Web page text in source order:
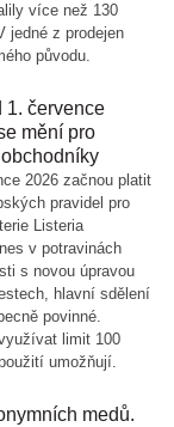
více než 130
jedné z prodejen
původu.
1. července
mění pro
2026 začnou platit
pravidel pro
Listeria
v potravinách
s novou úpravou
hlavní sdělení
povinné.
limit 100
umožňují.
medů.